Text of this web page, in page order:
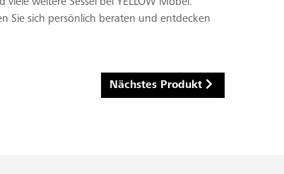
Sie sich persönlich beraten und entdecken
Nächstes Produkt